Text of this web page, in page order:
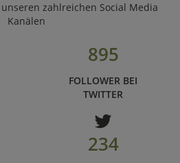
zahlreichen Social Media
Kanälen
895
FOLLOWER BEI
TWITTER
234